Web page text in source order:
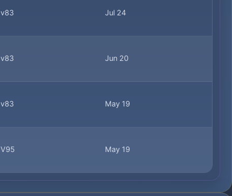
v83 Jul 24
v83 Jun 20
v83 May 19
V95 May 19